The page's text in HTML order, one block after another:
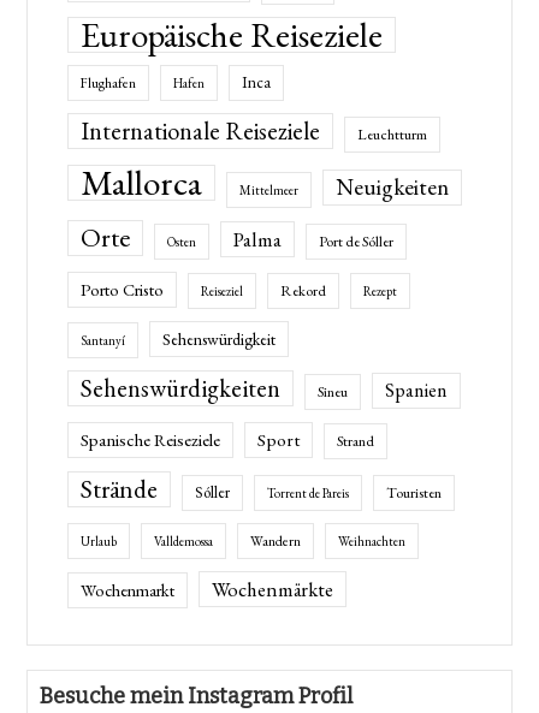
Europäische Reiseziele
Flughafen Hafen Inca
Internationale Reiseziele Leuchtturm
Mallorca Mittelmeer Neuigkeiten
Orte Osten Palma Port de Sóller
Porto Cristo Reiseziel Rekord Rezept
Santanyí Sehenswürdigkeit
Sehenswürdigkeiten Sineu Spanien
Spanische Reiseziele Sport Strand
Strände Sóller Torrent de Pareis Touristen
Urlaub Valldemossa Wandern Weihnachten
Wochenmarkt Wochenmärkte
Besuche mein Instagram Profil